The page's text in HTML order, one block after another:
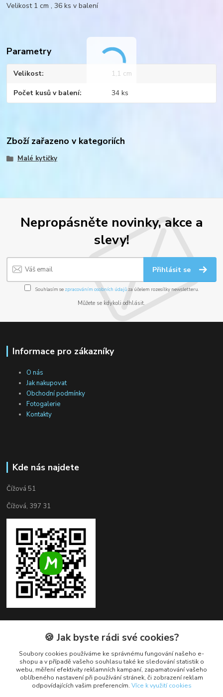
Velikost 1 cm , 36 ks v balení
Parametry
Velikost 1,1 cm
Počet kusů v balení 34 ks
Zboží zařazeno v kategoriích
Malé kytičky
Nepropásněte novinky, akce a
slevy!
Přihlásit se
Souhlasím se zpracováním osobních údajůza účelem rozesílky newsletteru.
Můžete se kdykoli odhlásit.
Informace pro zákazníky
O nás
Jak nakupovat
Obchodní podmínky
Fotogalerie
Kontakty
Kde nás najdete
Čížová 51
Čížová, 397 31
Kontakty
+420 382 279 132
obchod@cukroveozdoby.cz
🍪 Jak byste rádi své cookies?
Soubory cookies používáme ke správnému fungování našeho e-
shopu a v případě vašeho souhlasu také ke sledování statistik o
webu, měření efektivity reklamních kampaní, zapamatování vašeho
oblíbeného nastavení při používání stránek, či zobrazení reklam
odpovídajících vašim preferencím. Více k využití cookies